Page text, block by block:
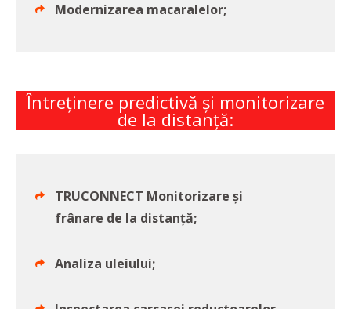
Modernizarea macaralelor;
Întreţinere predictivă şi monitorizare
de la distanţă:
TRUCONNECT Monitorizare și
frânare de la distanță;
Analiza uleiului;